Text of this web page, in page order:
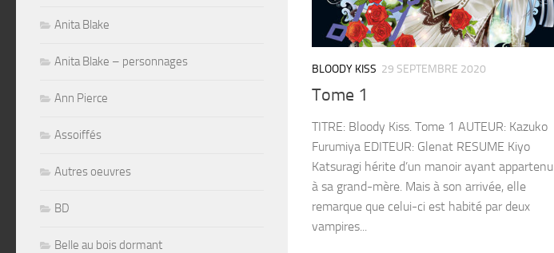
BLOODY KISS 29 SEPTEMBRE 2020
Tome 1
TITRE: Bloody Kiss. Tome 1 AUTEUR: Kazuko
Furumiya EDITEUR: Glenat RESUME Kiyo
Katsuragi hérite d’un manoir ayant appartenu
à sa grand-mère. Mais à son arrivée, elle
remarque que celui-ci est habité par deux
vampires...
Anita Blake
Anita Blake – personnages
Ann Pierce
Assoiffés
Autres oeuvres
BD
Belle au bois dormant